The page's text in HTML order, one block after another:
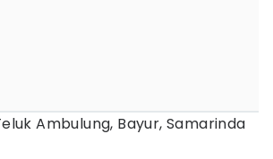
Ambulung, Bayur, Samarinda